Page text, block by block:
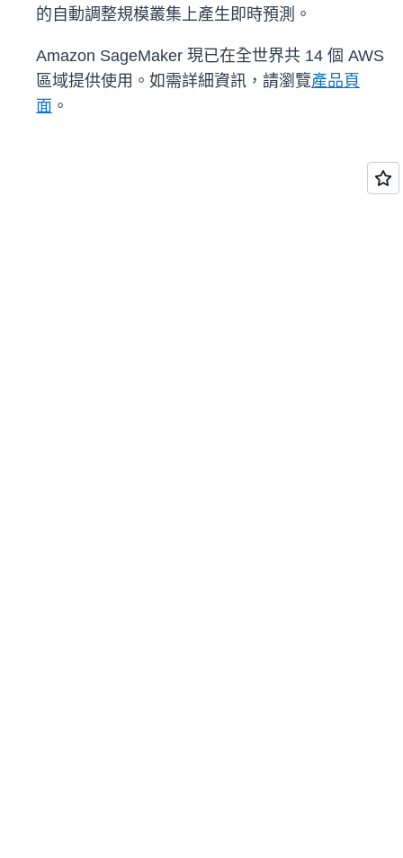
的自動調整規模叢集上產生即時預測。
Amazon SageMaker 現已在全世界共 14 個 AWS
區域提供使用。如需詳細資訊，請瀏覽產品頁
面 。